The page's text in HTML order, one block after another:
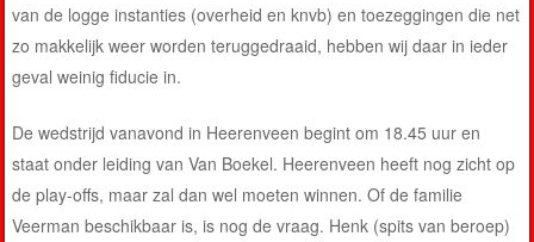
van de logge instanties (overheid en knvb) en toezeggingen die net
zo makkelijk weer worden teruggedraaid, hebben wij daar in ieder
geval weinig fiducie in.
De wedstrijd vanavond in Heerenveen begint om 18.45 uur en
staat onder leiding van Van Boekel. Heerenveen heeft nog zicht op
de play-offs, maar zal dan wel moeten winnen. Of de familie
Veerman beschikbaar is, is nog de vraag. Henk (spits van beroep)